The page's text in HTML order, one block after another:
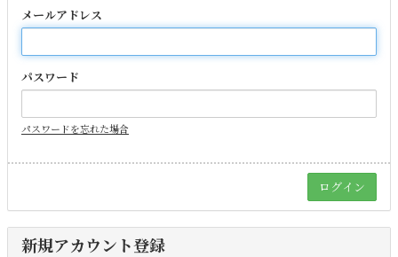
メールアドレス
パスワード
パスワードを忘れた場合
新規アカウント登録